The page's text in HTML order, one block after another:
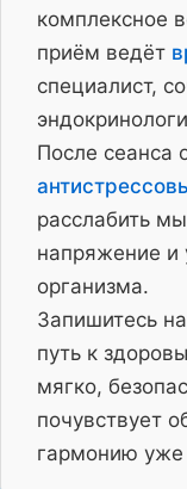
комплексное
приём ведёт
специалист,
После сеанса
расслабить
напряжение и
организма.
Запишитесь
путь к
мягко,
почувствует
гармонию уже